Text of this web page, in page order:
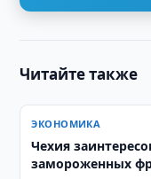
Читайте также
ЭКОНОМИКА
Чехия
замороженных